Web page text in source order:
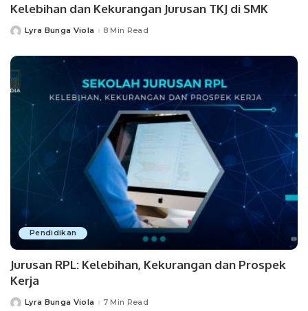
Kelebihan dan Kekurangan Jurusan TKJ di SMK
PostedLyra Bunga Viola 8 Min Read
Pendidikan
Jurusan RPL: Kelebihan, Kekurangan dan Prospek
Kerja
PostedLyra Bunga Viola 7 Min Read